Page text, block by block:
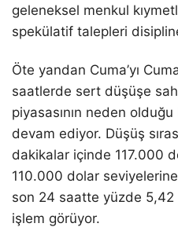
geleneksel menkul
spekülatif talepleri
Öte yandan Cuma’yı
saatlerde sert düşüşe
piyasasının neden
devam ediyor. Düşüş
dakikalar içinde 117.000
110.000 dolar
son 24 saatte yüzde 5,42
işlem görüyor.